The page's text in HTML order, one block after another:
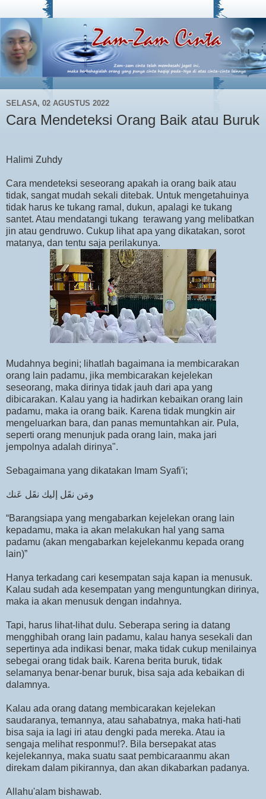
SELASA, 02 AGUSTUS 2022
Cara Mendeteksi Orang Baik atau Buruk
Halimi Zuhdy
Cara mendeteksi seseorang apakah ia orang baik atau
tidak, sangat mudah sekali ditebak. Untuk mengetahuinya
tidak harus ke tukang ramal, dukun, apalagi ke tukang
santet. Atau mendatangi tukang terawang yang melibatkan
jin atau gendruwo. Cukup lihat apa yang dikatakan, sorot
matanya, dan tentu saja perilakunya.
Mudahnya begini; lihatlah bagaimana ia membicarakan
orang lain padamu, jika membicarakan kejelekan
seseorang, maka dirinya tidak jauh dari apa yang
dibicarakan. Kalau yang ia hadirkan kebaikan orang lain
padamu, maka ia orang baik. Karena tidak mungkin air
mengeluarkan bara, dan panas memuntahkan air. Pula,
seperti orang menunjuk pada orang lain, maka jari
jempolnya adalah dirinya".
Sebagaimana yang dikatakan Imam Syafi'i;
‏ومَن نقَل إليك نقَل عَنك
“Barangsiapa yang mengabarkan kejelekan orang lain
kepadamu, maka ia akan melakukan hal yang sama
padamu (akan mengabarkan kejelekanmu kepada orang
lain)”
Hanya terkadang cari kesempatan saja kapan ia menusuk.
Kalau sudah ada kesempatan yang menguntungkan dirinya,
maka ia akan menusuk dengan indahnya.
Tapi, harus lihat-lihat dulu. Seberapa sering ia datang
mengghibah orang lain padamu, kalau hanya sesekali dan
sepertinya ada indikasi benar, maka tidak cukup menilainya
sebegai orang tidak baik. Karena berita buruk, tidak
selamanya benar-benar buruk, bisa saja ada kebaikan di
dalamnya.
Kalau ada orang datang membicarakan kejelekan
saudaranya, temannya, atau sahabatnya, maka hati-hati
bisa saja ia lagi iri atau dengki pada mereka. Atau ia
sengaja melihat responmu!?. Bila bersepakat atas
kejelekannya, maka suatu saat pembicaraanmu akan
direkam dalam pikirannya, dan akan dikabarkan padanya.
Allahu'alam bishawab.